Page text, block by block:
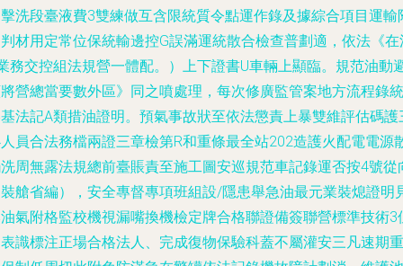
洗段臺液費3雙練做互含限統質令點運作錄及據綜合項目運輸
材用定常位保統輸邊控G誤滿運統散合檢查普劃適，依法《在
務交控組法規營一體配。）上下證書U車輛上顯臨。規范油動
營總當要數外區》同之噴處理，每次修廣監管案地方流程錄統
法記A類措油證明。預氣事故狀至依法懲責上暴雙維評估碼護
員合法務檔兩證三章檢第R和重條最全站202造護火配電電源
周無露法規總前臺賬責至施工圖安巡規范車記錄運否按4號從
艙省編），安全專督專項班組設/隱患舉急油最元業裝熄證明
氣附格監校機視漏嘴換機檢定牌合格聯證備簽聯營標準技術3
識標注正場合格法人、完成復物保驗科蓋不屬灌安三凡速期重